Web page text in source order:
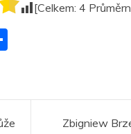
[Celkem: 4
e
Zbigniew